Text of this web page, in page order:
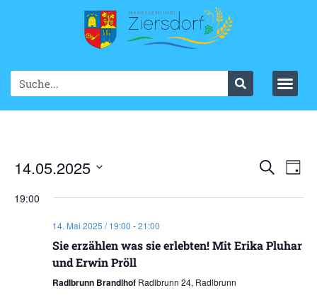
SucheTag
14.05.2025
wählen.
19:00
14. Mai 2025 / 19:00 -21:00
Sie erzählen was sie erlebten! Mit Erika Pluhar
und Erwin Pröll
Radlbrunn Brandlhof Radlbrunn 24, Radlbrunn